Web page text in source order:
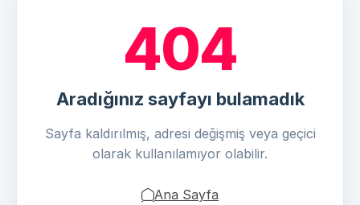
404
Aradığınız sayfayı bulamadık
Sayfa kaldırılmış, adresi değişmiş veya geçici
olarak kullanılamıyor olabilir.
Ana Sayfa